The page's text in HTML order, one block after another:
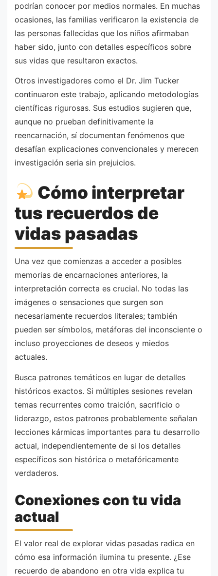
podrían conocer por medios normales. En muchas
ocasiones, las familias verificaron la existencia de
las personas fallecidas que los niños afirmaban
haber sido, junto con detalles específicos sobre
sus vidas que resultaron exactos.
Otros investigadores como el Dr. Jim Tucker
continuaron este trabajo, aplicando metodologías
científicas rigurosas. Sus estudios sugieren que,
aunque no prueban definitivamente la
reencarnación, sí documentan fenómenos que
desafían explicaciones convencionales y merecen
investigación seria sin prejuicios.
Cómo interpretar
tus recuerdos de
vidas pasadas
Una vez que comienzas a acceder a posibles
memorias de encarnaciones anteriores, la
interpretación correcta es crucial. No todas las
imágenes o sensaciones que surgen son
necesariamente recuerdos literales; también
pueden ser símbolos, metáforas del inconsciente o
incluso proyecciones de deseos y miedos
actuales.
Busca patrones temáticos en lugar de detalles
históricos exactos. Si múltiples sesiones revelan
temas recurrentes como traición, sacrificio o
liderazgo, estos patrones probablemente señalan
lecciones kármicas importantes para tu desarrollo
actual, independientemente de si los detalles
específicos son histórica o metafóricamente
verdaderos.
Conexiones con tu vida
actual
El valor real de explorar vidas pasadas radica en
cómo esa información ilumina tu presente. ¿Ese
recuerdo de abandono en otra vida explica tu